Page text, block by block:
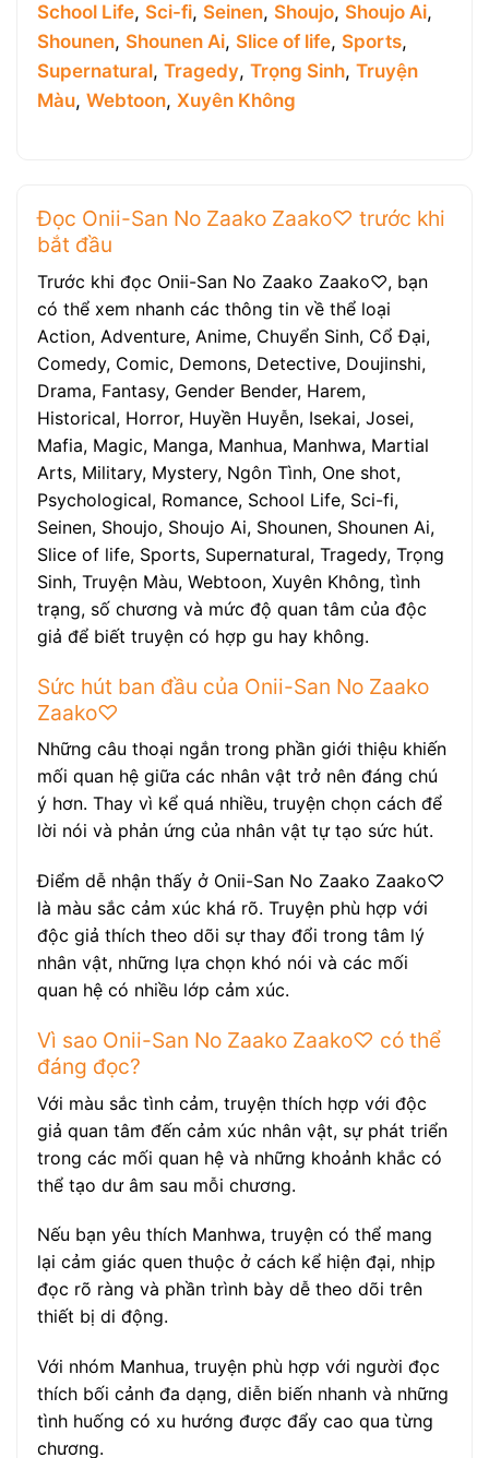
School Life, Sci-fi, Seinen, Shoujo, Shoujo Ai,
Shounen, Shounen Ai, Slice of life, Sports,
Supernatural, Tragedy, Trọng Sinh, Truyện
Màu, Webtoon, Xuyên Không
Đọc Onii-San No Zaako Zaako♡ trước khi
bắt đầu
Trước khi đọc Onii-San No Zaako Zaako♡, bạn
có thể xem nhanh các thông tin về thể loại
Action, Adventure, Anime, Chuyển Sinh, Cổ Đại,
Comedy, Comic, Demons, Detective, Doujinshi,
Drama, Fantasy, Gender Bender, Harem,
Historical, Horror, Huyền Huyễn, Isekai, Josei,
Mafia, Magic, Manga, Manhua, Manhwa, Martial
Arts, Military, Mystery, Ngôn Tình, One shot,
Psychological, Romance, School Life, Sci-fi,
Seinen, Shoujo, Shoujo Ai, Shounen, Shounen Ai,
Slice of life, Sports, Supernatural, Tragedy, Trọng
Sinh, Truyện Màu, Webtoon, Xuyên Không, tình
trạng, số chương và mức độ quan tâm của độc
giả để biết truyện có hợp gu hay không.
Sức hút ban đầu của Onii-San No Zaako
Zaako♡
Những câu thoại ngắn trong phần giới thiệu khiến
mối quan hệ giữa các nhân vật trở nên đáng chú
ý hơn. Thay vì kể quá nhiều, truyện chọn cách để
lời nói và phản ứng của nhân vật tự tạo sức hút.
Điểm dễ nhận thấy ở Onii-San No Zaako Zaako♡
là màu sắc cảm xúc khá rõ. Truyện phù hợp với
độc giả thích theo dõi sự thay đổi trong tâm lý
nhân vật, những lựa chọn khó nói và các mối
quan hệ có nhiều lớp cảm xúc.
Vì sao Onii-San No Zaako Zaako♡ có thể
đáng đọc?
Với màu sắc tình cảm, truyện thích hợp với độc
giả quan tâm đến cảm xúc nhân vật, sự phát triển
trong các mối quan hệ và những khoảnh khắc có
thể tạo dư âm sau mỗi chương.
Nếu bạn yêu thích Manhwa, truyện có thể mang
lại cảm giác quen thuộc ở cách kể hiện đại, nhịp
đọc rõ ràng và phần trình bày dễ theo dõi trên
thiết bị di động.
Với nhóm Manhua, truyện phù hợp với người đọc
thích bối cảnh đa dạng, diễn biến nhanh và những
tình huống có xu hướng được đẩy cao qua từng
chương.